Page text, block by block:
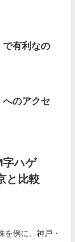
で有利なの
へのアクセ
字ハゲ
と比較
を例に、神戸・